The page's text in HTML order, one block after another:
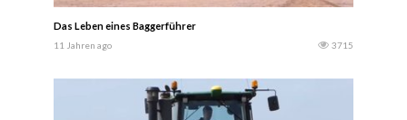
Das Leben eines Baggerführer
11 Jahren ago 3715